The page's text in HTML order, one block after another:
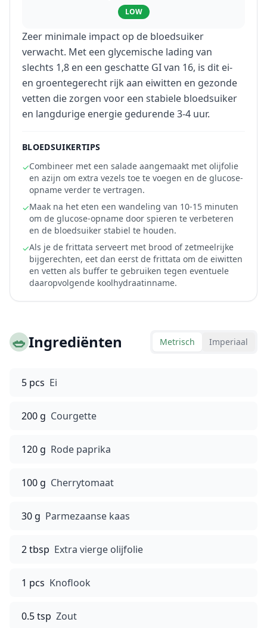
LOW
Zeer minimale impact op de bloedsuiker
verwacht. Met een glycemische lading van
slechts 1,8 en een geschatte GI van 16, is dit ei-
en groentegerecht rijk aan eiwitten en gezonde
vetten die zorgen voor een stabiele bloedsuiker
en langdurige energie gedurende 3-4 uur.
BLOEDSUIKERTIPS
✓Combineer met een salade aangemaakt met olijfolie
en azijn om extra vezels toe te voegen en de glucose-
opname verder te vertragen.
✓Maak na het eten een wandeling van 10-15 minuten
om de glucose-opname door spieren te verbeteren
en de bloedsuiker stabiel te houden.
✓Als je de frittata serveert met brood of zetmeelrijke
bijgerechten, eet dan eerst de frittata om de eiwitten
en vetten als buffer te gebruiken tegen eventuele
daaropvolgende koolhydraatinname.
🥗Ingrediënten Metrisch Imperiaal
5 pcs Ei
200 g Courgette
120 g Rode paprika
100 g Cherrytomaat
30 g Parmezaanse kaas
2 tbsp Extra vierge olijfolie
1 pcs Knoflook
0.5 tsp Zout